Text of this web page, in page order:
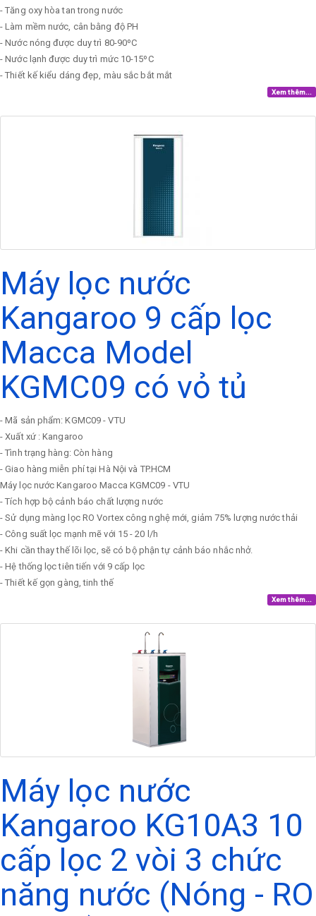
- Tăng oxy hòa tan trong nước
- Làm mềm nước, cân bằng độ PH
- Nước nóng được duy trì 80-90ºC
- Nước lạnh được duy trì mức 10-15ºC
- Thiết kế kiểu dáng đẹp, màu sắc bắt mắt
Xem thêm...
Máy lọc nước
Kangaroo 9 cấp lọc
Macca Model
KGMC09 có vỏ tủ
- Mã sản phẩm: KGMC09 - VTU
- Xuất xứ : Kangaroo
- Tình trạng hàng: Còn hàng
- Giao hàng miễn phí tại Hà Nội và TP.HCM
Máy lọc nước Kangaroo Macca KGMC09 - VTU
- Tích hợp bộ cảnh báo chất lượng nước
- Sử dụng màng lọc RO Vortex công nghệ mới, giảm 75% lượng nước thải
- Công suất lọc mạnh mẽ với 15 - 20 l/h
- Khi cần thay thế lõi lọc, sẽ có bộ phận tự cảnh báo nhắc nhở.
- Hệ thống lọc tiên tiến với 9 cấp lọc
- Thiết kế gọn gàng, tinh thế
Xem thêm...
Máy lọc nước
Kangaroo KG10A3 10
cấp lọc 2 vòi 3 chức
năng nước (Nóng - RO